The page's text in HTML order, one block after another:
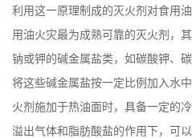
式
在
利用这一原理制成的灭火剂对食用
用油火灾最为成熟可靠的灭火剂，
钠或钾的碱金属盐类，如碳酸钾、碳
将这些碱金属盐按一定比例加入水
火剂施加于热油面时，具备一定的
溢出气体和脂肪酸盐的作用下，可